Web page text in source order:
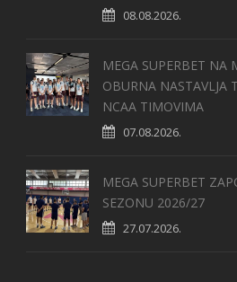
08.08.2026.
MEGA SUPERBET NA
OBURNA NASTAVLJA
NCAA TIMOVIMA
07.08.2026.
MEGA SUPERBET
SEZONU 2026/27
27.07.2026.